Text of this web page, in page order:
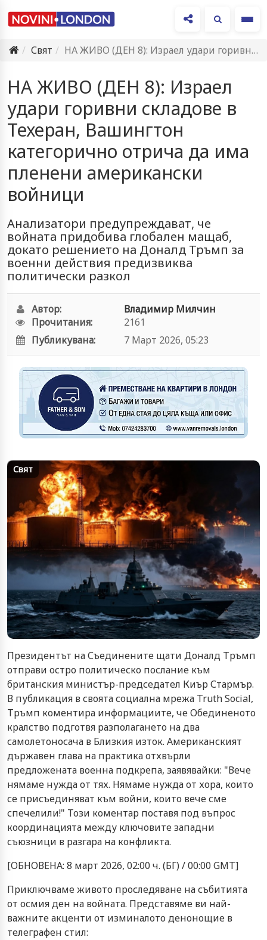
Свят
НА ЖИВО (ДЕН 8): Израел удари горивни складове в Техеран,…
НА ЖИВО (ДЕН 8): Израел
удари горивни складове в
Техеран, Вашингтон
категорично отрича да има
пленени американски
войници
Анализатори предупреждават, че
войната придобива глобален мащаб,
докато решението на Доналд Тръмп за
военни действия предизвиква
политически разкол
Автор:
Владимир Милчин
Прочитания:
2161
Публикувана:
7 Март 2026, 05:23
Свят
Президентът на Съединените щати Доналд Тръмп
отправи остро политическо послание към
британския министър-председател Киър Стармър.
В публикация в своята социална мрежа Truth Social,
Тръмп коментира информациите, че Обединеното
кралство подготвя разполагането на два
самолетоносача в Близкия изток. Американският
държавен глава на практика отхвърли
предложената военна подкрепа, заявявайки: "Вече
нямаме нужда от тях. Нямаме нужда от хора, които
се присъединяват към войни, които вече сме
спечелили!" Този коментар поставя под въпрос
координацията между ключовите западни
съюзници в разгара на конфликта.
[ОБНОВЕНА: 8 март 2026, 02:00 ч. (БГ) / 00:00 GMT]
Приключваме живото проследяване на събитията
от осмия ден на войната. Представяме ви най-
важните акценти от изминалото денонощие в
телеграфен стил: